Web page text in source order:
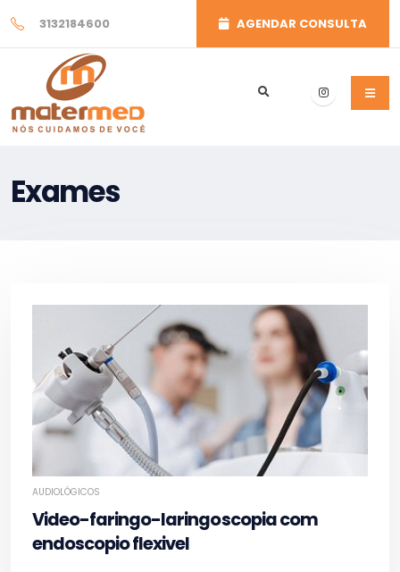
3132184600 AGENDAR CONSULTA
Exames
AUDIOLÓGICOS
Video-faringo-laringoscopia com
endoscopio flexivel